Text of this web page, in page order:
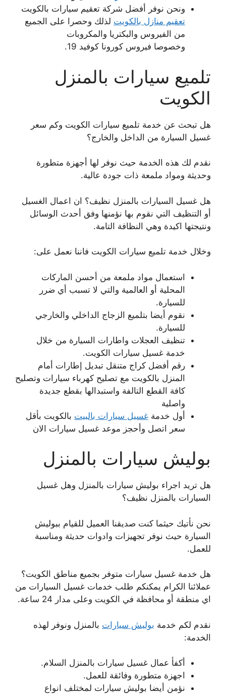
ونحن نوفر أفضل شركة تعقيم سيارات بالكويت
تعقيم منازل بالكويت لذلك وحصرا على الجميع
من الفيروس والبكتريا والمكروبات
وخصوصا فيروس كورونا كوفيد 19.
تلميع سيارات بالمنزل
الكويت
هل تبحث عن خدمة تلميع سيارات الكويت وكم سعر
غسيل السيارة من الداخل والخارج؟
نقدم لك هذه الخدمة حيث نوفر لها أجهزة متطورة
وحديثة ومواد ملمعة ذات جودة عالية.
هل غسيل السيارات بالمنزل نظيف؟ ان اعمال الغسيل
أو التنظيف التي نقوم بها نؤمنها وفق أحدث الوسائل
ونتيجتها اكيدة وهي النظافة التامة.
وخلال خدمة تلميع سيارات الكويت فاننا نعمل على:
استعمال مواد ملمعة من أحسن الماركات
المحلية أو العالمية والتي لا تسبب أي ضرر
للسيارة.
نقوم أيضا بتلميع الزجاج الداخلي والخارجي
للسيارة.
تنظيف العجلات واطارات السيارة من خلال
خدمة غسيل سيارات الكويت.
رقم أفضل كراج متنقل تبديل إطارات أمام
المنزل بالكويت مع تصليح كهرباء سيارات وتصليح
كافة القطع التالفة واستبدالها بقطع جديدة
واصلية
أول خدمة غسيل سيارات بالبيت بالكويت بأقل
سعر اتصل وأحجز موعد غسيل سيارات الان
بوليش سيارات بالمنزل
هل تريد اجراء بوليش سيارات بالمنزل وهل غسيل
السيارات بالمنزل نظيف؟
نحن نأتيك حيثما كنت صديقنا العميل للقيام ببوليش
السيارة حيث نوفر تجهيزات وادوات حديثة ومناسبة
للعمل.
هل خدمة غسيل سيارات متوفر بجميع مناطق الكويت؟
عملائنا الكرام يمكنكم طلب خدمات غسيل السيارات من
اي منطقة أو محافظة في الكويت وعلى مدار 24 ساعة.
نقدم لكم خدمة بوليش سيارات بالمنزل ونوفر لهذه
الخدمة:
أكفأ عمال غسيل سيارات بالمنزل السلام.
اجهزة متطورة وفائقة للعمل.
نؤمن أيضا بوليش سيارات لمختلف انواع